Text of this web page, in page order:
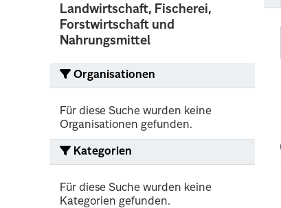
Landwirtschaft, Fischerei,
Forstwirtschaft und
Nahrungsmittel
Organisationen
Für diese Suche wurden keine
Organisationen gefunden.
Kategorien
Für diese Suche wurden keine
Kategorien gefunden.